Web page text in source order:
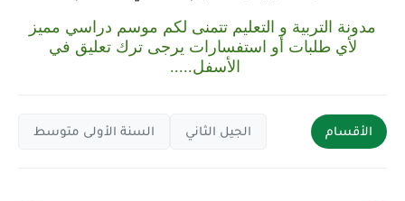
مدونة التربية و التعليم تتمنى لكم موسم دراسي مميز
لأي طلبات أو استفسارات يرجى ترك تعليق في
الأسفل.....
الأقسام الجيل الثاني السنة الأولى متوسط